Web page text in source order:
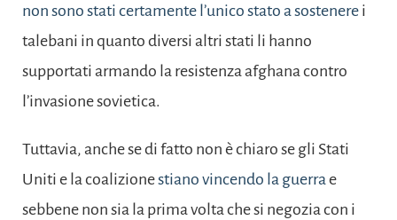
non sono stati certamente l’unico stato a sostenerei
talebani in quanto diversi altri stati li hanno
supportati armando la resistenza afghana contro
l’invasione sovietica.
Tuttavia, anche se di fatto non è chiaro se gli Stati
Uniti e la coalizionestiano vincendo la guerra e
sebbene non sia la prima volta che si negozia con i